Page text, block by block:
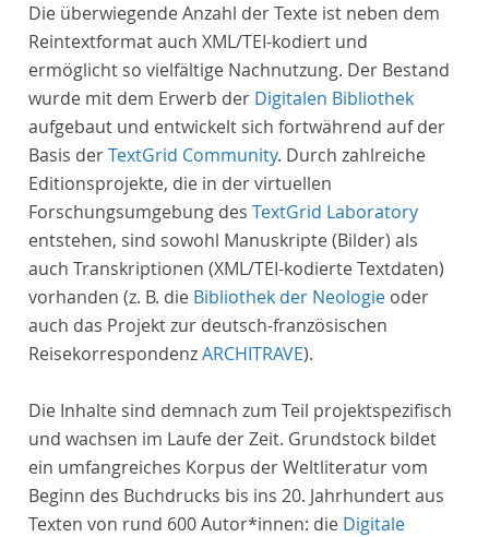
Die überwiegende Anzahl der Texte ist neben dem
Reintextformat auch XML/TEI-kodiert und
ermöglicht so vielfältige Nachnutzung. Der Bestand
wurde mit dem Erwerb der Digitalen Bibliothek
aufgebaut und entwickelt sich fortwährend auf der
Basis derTextGrid Community. Durch zahlreiche
Editionsprojekte, die in der virtuellen
Forschungsumgebung des TextGrid Laboratory
entstehen, sind sowohl Manuskripte (Bilder) als
auch Transkriptionen (XML/TEI-kodierte Textdaten)
vorhanden (z. B. die Bibliothek der Neologie oder
auch das Projekt zur deutsch-französischen
ReisekorrespondenzARCHITRAVE).
Die Inhalte sind demnach zum Teil projektspezifisch
und wachsen im Laufe der Zeit. Grundstock bildet
ein umfangreiches Korpus der Weltliteratur vom
Beginn des Buchdrucks bis ins 20. Jahrhundert aus
Texten von rund 600 Autor*innen: die Digitale